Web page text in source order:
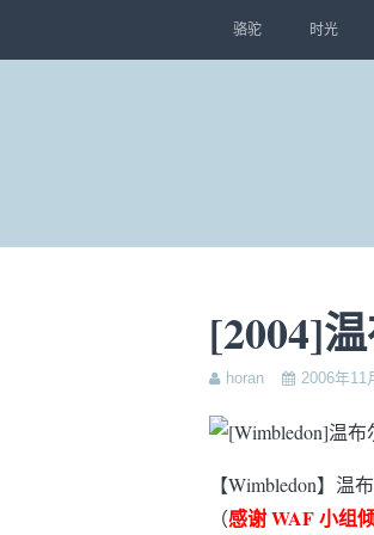
骆驼 时光
[2004]
horan 2006年11
【Wimbledon】
（感谢 WAF 小组